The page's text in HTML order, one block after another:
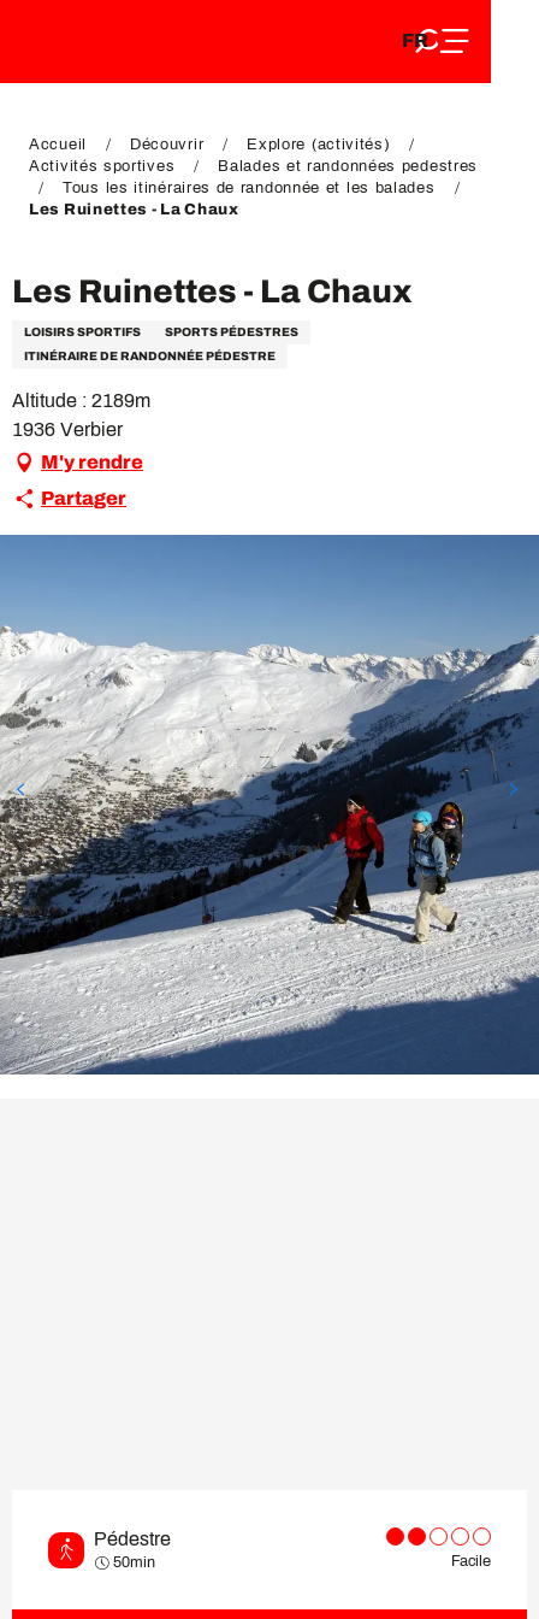
DE
FR
EN
Accueil Découvrir
Explore (activités)
Activités sportives
Balades et randonnées pedestres
Tous les itinéraires de randonnée et les balades
Les Ruinettes - La Chaux
Les Ruinettes - La Chaux
LOISIRS SPORTIFS
SPORTS PÉDESTRES
ITINÉRAIRE DE RANDONNÉE PÉDESTRE
Altitude : 2189m
1936 Verbier
M'y rendre
Partager
Pédestre
50min Facile